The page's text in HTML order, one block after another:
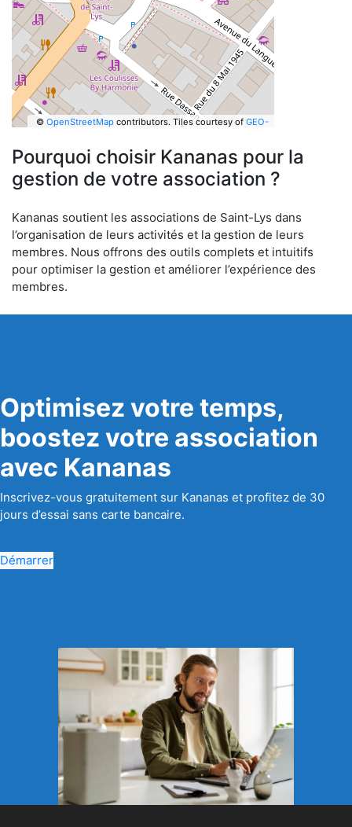
© OpenStreetMapcontributors. Tiles courtesy of GEO-
Pourquoi choisir Kananas pour la
gestion de votre association ?
Kananas soutient les associations de Saint-Lys dans
l’organisation de leurs activités et la gestion de leurs
membres. Nous offrons des outils complets et intuitifs
pour optimiser la gestion et améliorer l’expérience des
membres.
Optimisez votre temps,
boostez votre association
avec Kananas
Inscrivez-vous gratuitement sur Kananas et profitez de 30
jours d’essai sans carte bancaire.
Démarrer